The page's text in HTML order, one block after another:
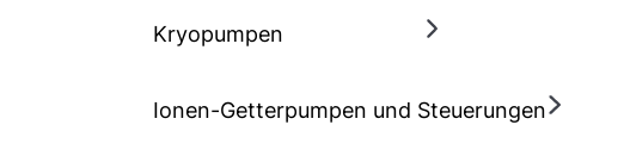
Kryopumpen
Ionen-Getterpumpen und Steuerungen